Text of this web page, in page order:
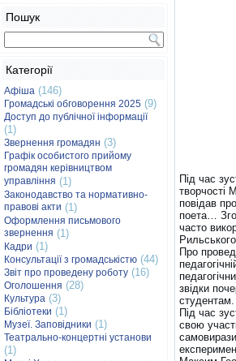
Пошук
Категорії
Афіша (146)
Громадські обговорення 2025 (9)
Доступ до публічної інформації
(1)
Звернення громадян (3)
Графік особистого прийому
громадян керівництвом
управління (1)
Законодавство та нормативно-
правові акти (1)
Оформлення письмового
звернення (1)
Кадри (1)
Консультації з громадськістю (44)
Звіт про проведену роботу (16)
Оголошення (28)
Культура (3)
Бібліотеки (1)
Музеї. Заповідники (1)
Театрально-концертні установи
(1)
Під час
творчості
повідав
поета…
часто
Про
звідки
студентам.
Під час
свою